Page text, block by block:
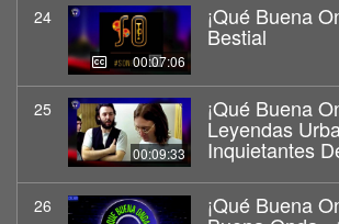
24
00:07:06
¡Qué Buena
Bestial
25
00:09:33
¡Qué Buena
Leyendas
Inquietantes
26 ¡Qué Buena